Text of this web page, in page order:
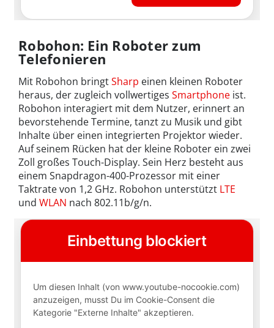
Robohon: Ein Roboter zum
Telefonieren
Mit Robohon bringtSharp einen kleinen Roboter
heraus, der zugleich vollwertiges Smartphone ist.
Robohon interagiert mit dem Nutzer, erinnert an
bevorstehende Termine, tanzt zu Musik und gibt
Inhalte über einen integrierten Projektor wieder.
Auf seinem Rücken hat der kleine Roboter ein zwei
Zoll großes Touch-Display. Sein Herz besteht aus
einem Snapdragon-400-Prozessor mit einer
Taktrate von 1,2 GHz. Robohon unterstützt LTE
und WLAN nach 802.11b/g/n.